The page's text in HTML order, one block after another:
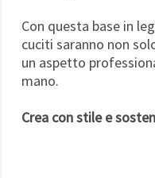
Con questa base in
cuciti saranno non
un aspetto
mano.
Crea con stile e